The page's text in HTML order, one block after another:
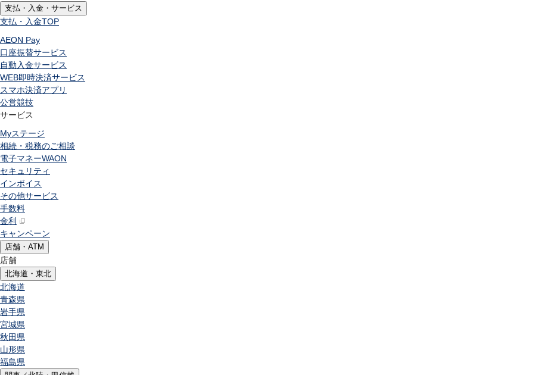
支払・入金・サービス
支払・入金TOP
AEON Pay
口座振替サービス
自動入金サービス
WEB即時決済サービス
スマホ決済アプリ
公営競技
サービス
Myステージ
相続・税務のご相談
電子マネーWAON
セキュリティ
インボイス
その他サービス
手数料
金利
キャンペーン
店舗・ATM
店舗
北海道・東北
北海道
青森県
岩手県
宮城県
秋田県
山形県
福島県